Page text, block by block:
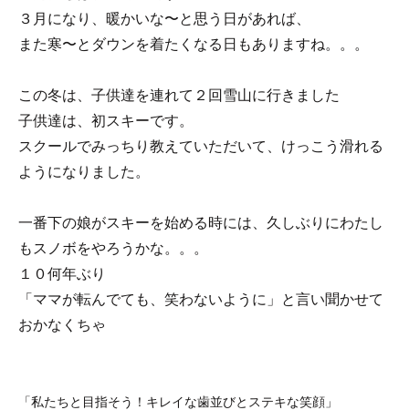
３月になり、暖かいな〜と思う日があれば、
また寒〜とダウンを着たくなる日もありますね。。。
この冬は、子供達を連れて２回雪山に行きました
子供達は、初スキーです。
スクールでみっちり教えていただいて、けっこう滑れる
ようになりました。
一番下の娘がスキーを始める時には、久しぶりにわたし
もスノボをやろうかな。。。
１０何年ぶり
「ママが転んでても、笑わないように 」と言い聞かせて
おかなくちゃ
「私たちと目指そう！キレイな歯並びとステキな笑顔 」